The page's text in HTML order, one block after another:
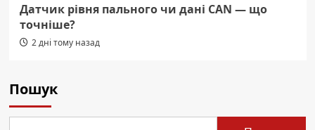
Датчик рівня пального чи дані CAN — що
точніше?
2 дні тому назад
Пошук